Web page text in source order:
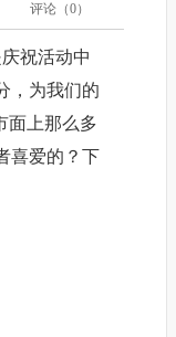
评论（0）
祝活动中
，为我们的
面上那么多
喜爱的？下